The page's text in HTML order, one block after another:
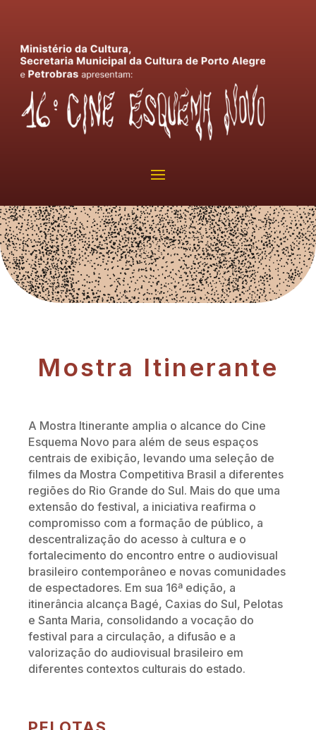
Mostra Itinerante
A Mostra Itinerante amplia o alcance do Cine
Esquema Novo para além de seus espaços
centrais de exibição, levando uma seleção de
filmes da Mostra Competitiva Brasil a diferentes
regiões do Rio Grande do Sul. Mais do que uma
extensão do festival, a iniciativa reafirma o
compromisso com a formação de público, a
descentralização do acesso à cultura e o
fortalecimento do encontro entre o audiovisual
brasileiro contemporâneo e novas comunidades
de espectadores. Em sua 16ª edição, a
itinerância alcança Bagé, Caxias do Sul, Pelotas
e Santa Maria, consolidando a vocação do
festival para a circulação, a difusão e a
valorização do audiovisual brasileiro em
diferentes contextos culturais do estado.